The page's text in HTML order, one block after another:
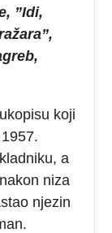
”Idi,
koji
a
niza
njezin